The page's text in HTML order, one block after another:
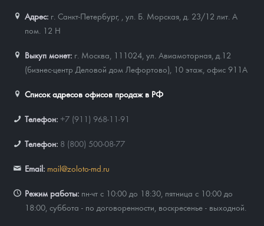
Адрес: г. Санкт-Петербург,
ул. Б. Морская, д. 23/12 лит. А
пом. 12 Н
Выкуп монет: г. Москва, 111024, ул. Авиамоторная, д.12
(бизнес-центр Деловой дом Лефортово), 10 этаж, офис 911А
Список адресов офисов продаж в РФ
Телефон: +7 (911) 968-11-91
Телефон: 8 (800) 500-08-77
Email: mail@zoloto-md.ru
Режим работы: пн-чт с 10:00 до 18:30, пятница с 10:00 до
18:00, суббота - по договоренности, воскресенье - выходной.